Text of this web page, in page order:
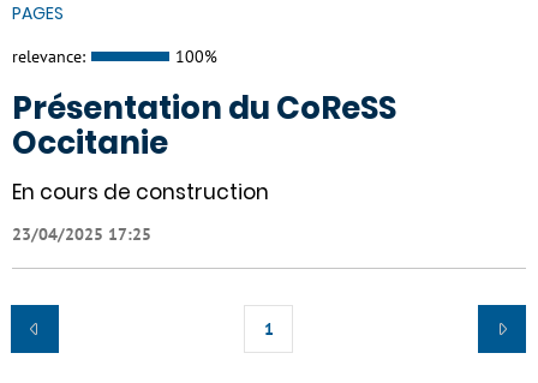
PAGES
relevance: 100%
Présentation du CoReSS
Occitanie
En cours de construction
23/04/2025 17:25
1